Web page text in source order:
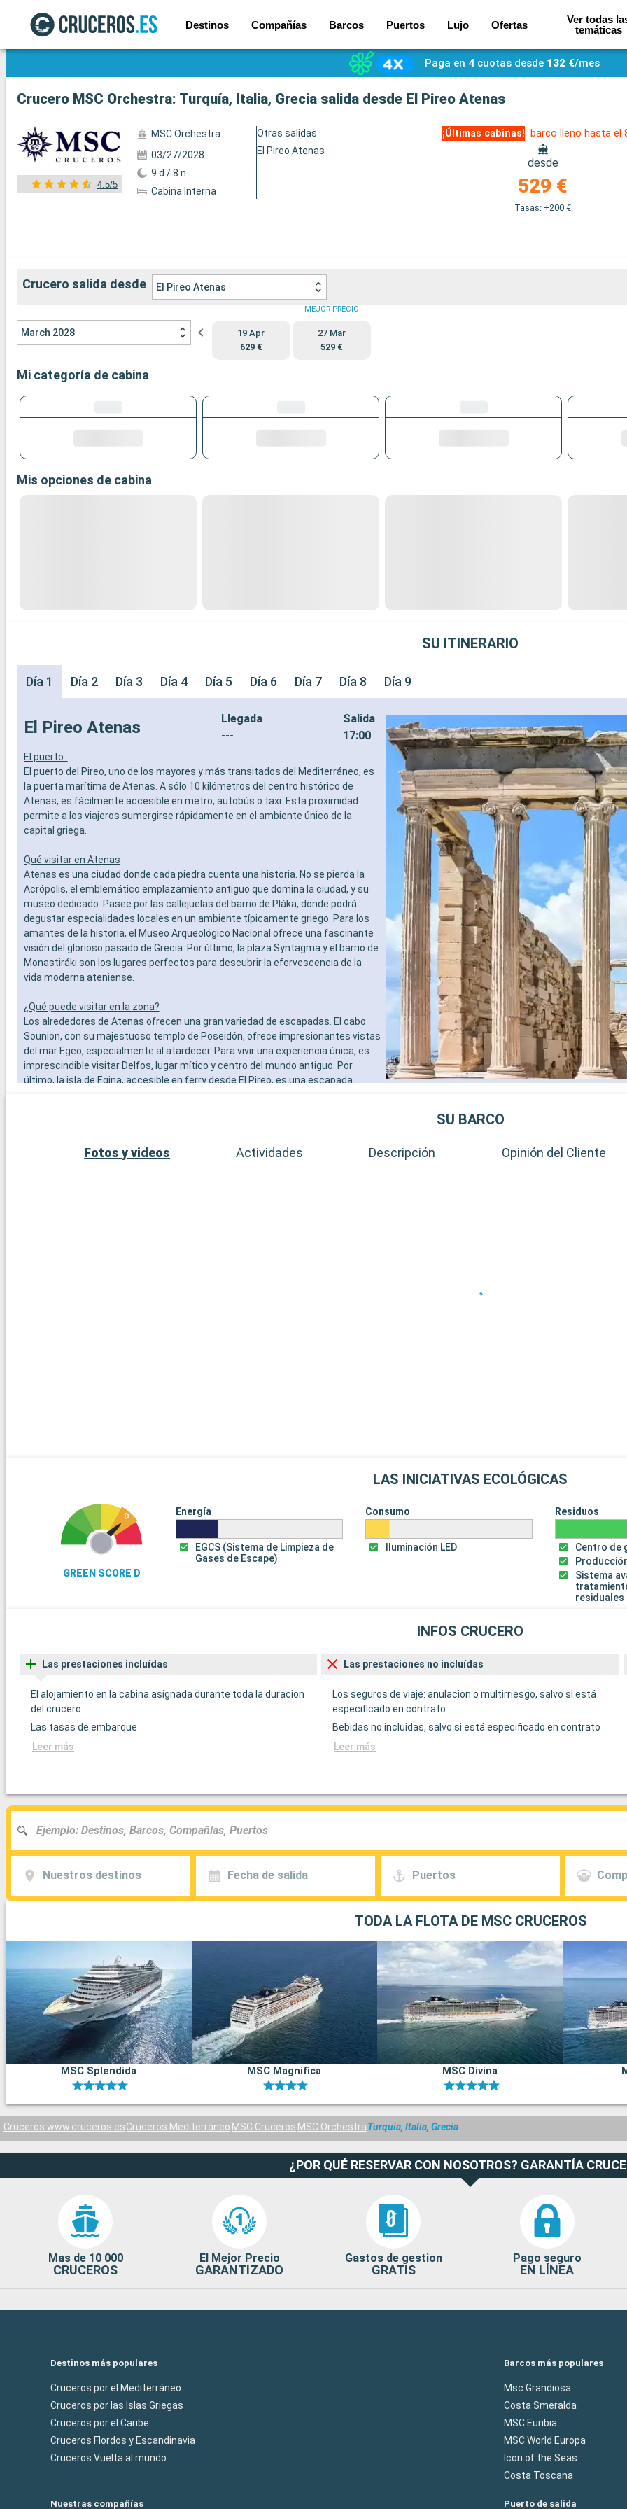
Destinos Compañías Barcos Puertos Lujo Ofertas
Ver todas
temáticas
Ver las 75 fotos
Paga en 4 cuotas desde 132 €/mes
Crucero MSC Orchestra: Turquía, Italia, Grecia salida desde El Pireo Atenas
4.5/5
MSC Orchestra
03/27/2028
9 d / 8 n
Cabina Interna
Otras salidas
El Pireo Atenas
¡Últimas cabinas! barco lleno hasta el
desde
529 €
Tasas: +200 €
Crucero salida desde El Pireo Atenas
March 2028
19 Apr
629 €
MEJOR PRECIO
27 Mar
529 €
Mi categoría de cabina
Mis opciones de cabina
SU ITINERARIO
Día 1 Día 2 Día 3 Día 4 Día 5 Día 6 Día 7 Día 8 Día 9
El Pireo Atenas
Llegada
---
Salida
17:00
El puerto :
El puerto del Pireo, uno de los mayores y más transitados del Mediterráneo, es
la puerta marítima de Atenas. A sólo 10 kilómetros del centro histórico de
Atenas, es fácilmente accesible en metro, autobús o taxi. Esta proximidad
permite a los viajeros sumergirse rápidamente en el ambiente único de la
capital griega.
Qué visitar en Atenas
Atenas es una ciudad donde cada piedra cuenta una historia. No se pierda la
Acrópolis, el emblemático emplazamiento antiguo que domina la ciudad, y su
museo dedicado. Pasee por las callejuelas del barrio de Pláka, donde podrá
degustar especialidades locales en un ambiente típicamente griego. Para los
amantes de la historia, el Museo Arqueológico Nacional ofrece una fascinante
visión del glorioso pasado de Grecia. Por último, la plaza Syntagma y el barrio de
Monastiráki son los lugares perfectos para descubrir la efervescencia de la
vida moderna ateniense.
¿Qué puede visitar en la zona?
Los alrededores de Atenas ofrecen una gran variedad de escapadas. El cabo
Sounion, con su majestuoso templo de Poseidón, ofrece impresionantes vistas
del mar Egeo, especialmente al atardecer. Para vivir una experiencia única, es
imprescindible visitar Delfos, lugar mítico y centro del mundo antiguo. Por
último, la isla de Egina, accesible en ferry desde El Pireo, es una escapada
SU BARCO
Fotos y videos Actividades Descripción Opinión del Cliente
LAS INICIATIVAS ECOLÓGICAS
GREEN SCORE D
Energía
EGCS (Sistema de Limpieza de
Gases de Escape)
Consumo
Iluminación LED
Residuos
Centro de
Sistema
residuales
INFOS CRUCERO
Las prestaciones incluídas
El alojamiento en la cabina asignada durante toda la duracion
del crucero
Las tasas de embarque
Leer más
Las prestaciones no incluídas
Los seguros de viaje: anulacion o multirriesgo, salvo si está
especificado en contrato
Bebidas no incluidas, salvo si está especificado en contrato
Leer más
Nuestros destinos Fecha de salida Puertos
TODA LA FLOTA DE MSC CRUCEROS
MSC Splendida MSC Magnifica MSC Divina
Cruceros www.cruceros.esCruceros Mediterráneo MSC Cruceros MSC OrchestraTurquía, Italia, Grecia
¿POR QUÉ RESERVAR CON NOSOTROS? GARANTÍA
Mas de 10 000
CRUCEROS
El Mejor Precio
GARANTIZADO
Gastos de gestion
GRATIS
Pago seguro
EN LÍNEA
Destinos más populares
Cruceros por el Mediterráneo
Cruceros por las Islas Griegas
Cruceros por el Caribe
Cruceros Flordos y Escandinavia
Cruceros Vuelta al mundo
Barcos más populares
Msc Grandiosa
Costa Smeralda
MSC Euribia
MSC World Europa
Icon of the Seas
Costa Toscana
Nuestras compañías Puerto de salida